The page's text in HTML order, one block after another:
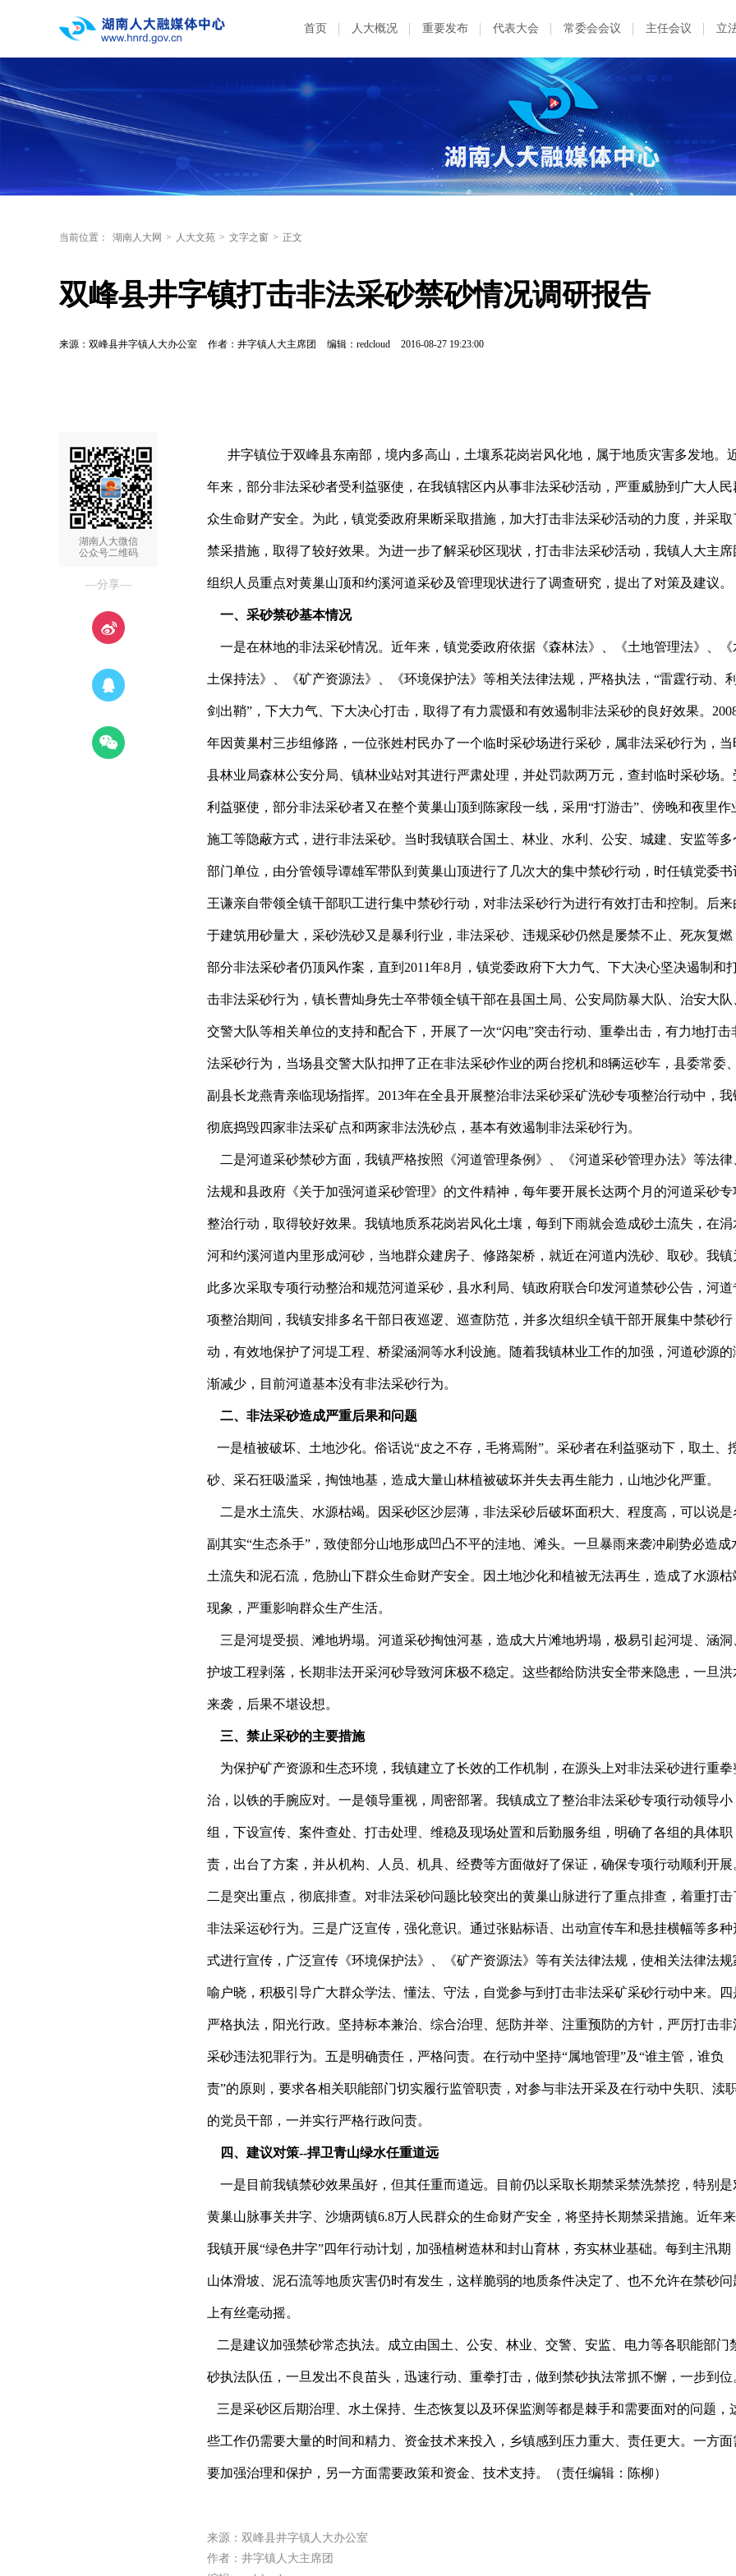
首页 人大概况 重要发布 代表大会 常委会会议 主任会议 立
当前位置： 湖南人大网 > 人大文苑 > 文字之窗 > 正文
双峰县井字镇打击非法采砂禁砂情况调研报告
来源：双峰县井字镇人大办公室 作者：井字镇人大主席团 编辑：redcloud 2016-08-27 19:23:00
湖南人大微信
公众号二维码
—分享—
井字镇位于双峰县东南部，境内多高山，土壤系花岗岩风化地，属于地质灾害多发地。
年来，部分非法采砂者受利益驱使，在我镇辖区内从事非法采砂活动，严重威胁到广大人民
众生命财产安全。为此，镇党委政府果断采取措施，加大打击非法采砂活动的力度，并采取
禁采措施，取得了较好效果。为进一步了解采砂区现状，打击非法采砂活动，我镇人大主席
组织人员重点对黄巢山顶和约溪河道采砂及管理现状进行了调查研究，提出了对策及建议。
一、采砂禁砂基本情况
一是在林地的非法采砂情况。近年来，镇党委政府依据《森林法》、《土地管理法》、《
土保持法》、《矿产资源法》、《环境保护法》等相关法律法规，严格执法，“雷霆行动、利
剑出鞘”，下大力气、下大决心打击，取得了有力震慑和有效遏制非法采砂的良好效果。
年因黄巢村三步组修路，一位张姓村民办了一个临时采砂场进行采砂，属非法采砂行为，当
县林业局森林公安分局、镇林业站对其进行严肃处理，并处罚款两万元，查封临时采砂场。
利益驱使，部分非法采砂者又在整个黄巢山顶到陈家段一线，采用“打游击”、傍晚和夜里作
施工等隐蔽方式，进行非法采砂。当时我镇联合国土、林业、水利、公安、城建、安监等多
部门单位，由分管领导谭雄军带队到黄巢山顶进行了几次大的集中禁砂行动，时任镇党委书
王谦亲自带领全镇干部职工进行集中禁砂行动，对非法采砂行为进行有效打击和控制。后来
于建筑用砂量大，采砂洗砂又是暴利行业，非法采砂、违规采砂仍然是屡禁不止、死灰复燃
部分非法采砂者仍顶风作案，直到2011年8月，镇党委政府下大力气、下大决心坚决遏制和
击非法采砂行为，镇长曹灿身先士卒带领全镇干部在县国土局、公安局防暴大队、治安大队
交警大队等相关单位的支持和配合下，开展了一次“闪电”突击行动、重拳出击，有力地打击
法采砂行为，当场县交警大队扣押了正在非法采砂作业的两台挖机和8辆运砂车，县委常委、
副县长龙燕青亲临现场指挥。2013年在全县开展整治非法采砂采矿洗砂专项整治行动中，我
彻底捣毁四家非法采矿点和两家非法洗砂点，基本有效遏制非法采砂行为。
二是河道采砂禁砂方面，我镇严格按照《河道管理条例》、《河道采砂管理办法》等法律
法规和县政府《关于加强河道采砂管理》的文件精神，每年要开展长达两个月的河道采砂专
整治行动，取得较好效果。我镇地质系花岗岩风化土壤，每到下雨就会造成砂土流失，在涓
河和约溪河道内里形成河砂，当地群众建房子、修路架桥，就近在河道内洗砂、取砂。我镇
此多次采取专项行动整治和规范河道采砂，县水利局、镇政府联合印发河道禁砂公告，河道
项整治期间，我镇安排多名干部日夜巡逻、巡查防范，并多次组织全镇干部开展集中禁砂行
动，有效地保护了河堤工程、桥梁涵洞等水利设施。随着我镇林业工作的加强，河道砂源的
渐减少，目前河道基本没有非法采砂行为。
二、非法采砂造成严重后果和问题
一是植被破坏、土地沙化。俗话说“皮之不存，毛将焉附”。采砂者在利益驱动下，取土、
砂、采石狂吸滥采，掏蚀地基，造成大量山林植被破坏并失去再生能力，山地沙化严重。
二是水土流失、水源枯竭。因采砂区沙层薄，非法采砂后破坏面积大、程度高，可以说是
副其实“生态杀手”，致使部分山地形成凹凸不平的洼地、滩头。一旦暴雨来袭冲刷势必造成
土流失和泥石流，危胁山下群众生命财产安全。因土地沙化和植被无法再生，造成了水源枯
现象，严重影响群众生产生活。
三是河堤受损、滩地坍塌。河道采砂掏蚀河基，造成大片滩地坍塌，极易引起河堤、涵洞
护坡工程剥落，长期非法开采河砂导致河床极不稳定。这些都给防洪安全带来隐患，一旦洪
来袭，后果不堪设想。
三、禁止采砂的主要措施
为保护矿产资源和生态环境，我镇建立了长效的工作机制，在源头上对非法采砂进行重拳
治，以铁的手腕应对。一是领导重视，周密部署。我镇成立了整治非法采砂专项行动领导小
组，下设宣传、案件查处、打击处理、维稳及现场处置和后勤服务组，明确了各组的具体职
责，出台了方案，并从机构、人员、机具、经费等方面做好了保证，确保专项行动顺利开展
二是突出重点，彻底排查。对非法采砂问题比较突出的黄巢山脉进行了重点排查，着重打击
非法采运砂行为。三是广泛宣传，强化意识。通过张贴标语、出动宣传车和悬挂横幅等多种
式进行宣传，广泛宣传《环境保护法》、《矿产资源法》等有关法律法规，使相关法律法规
喻户晓，积极引导广大群众学法、懂法、守法，自觉参与到打击非法采矿采砂行动中来。四
严格执法，阳光行政。坚持标本兼治、综合治理、惩防并举、注重预防的方针，严厉打击非
采砂违法犯罪行为。五是明确责任，严格问责。在行动中坚持“属地管理”及“谁主管，谁负
责”的原则，要求各相关职能部门切实履行监管职责，对参与非法开采及在行动中失职、渎
的党员干部，一并实行严格行政问责。
四、建议对策--捍卫青山绿水任重道远
一是目前我镇禁砂效果虽好，但其任重而道远。目前仍以采取长期禁采禁洗禁挖，特别是
黄巢山脉事关井字、沙塘两镇6.8万人民群众的生命财产安全，将坚持长期禁采措施。近年来
我镇开展“绿色井字”四年行动计划，加强植树造林和封山育林，夯实林业基础。每到主汛期
山体滑坡、泥石流等地质灾害仍时有发生，这样脆弱的地质条件决定了、也不允许在禁砂问
上有丝毫动摇。
二是建议加强禁砂常态执法。成立由国土、公安、林业、交警、安监、电力等各职能部门
砂执法队伍，一旦发出不良苗头，迅速行动、重拳打击，做到禁砂执法常抓不懈，一步到位
三是采砂区后期治理、水土保持、生态恢复以及环保监测等都是棘手和需要面对的问题，
些工作仍需要大量的时间和精力、资金技术来投入，乡镇感到压力重大、责任更大。一方面
要加强治理和保护，另一方面需要政策和资金、技术支持。（责任编辑：陈柳）
来源：双峰县井字镇人大办公室
作者：井字镇人大主席团